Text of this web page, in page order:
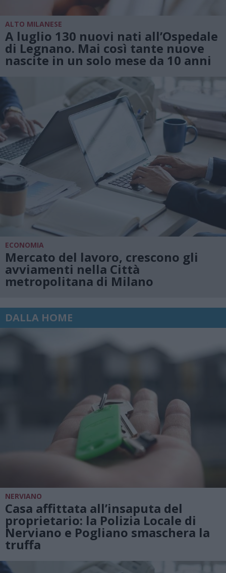
ALTO MILANESE
A luglio 130 nuovi nati all’Ospedale
di Legnano. Mai così tante nuove
nascite in un solo mese da 10 anni
ECONOMIA
Mercato del lavoro, crescono gli
avviamenti nella Città
metropolitana di Milano
DALLA HOME
NERVIANO
Casa affittata all’insaputa del
proprietario: la Polizia Locale di
Nerviano e Pogliano smaschera la
truffa